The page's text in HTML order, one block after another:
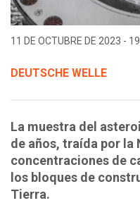
11 DE OCTUBRE DE 2023 -
DEUTSCHE WELLE
La muestra del
de años, traída por la
concentraciones de
los bloques de
Tierra.